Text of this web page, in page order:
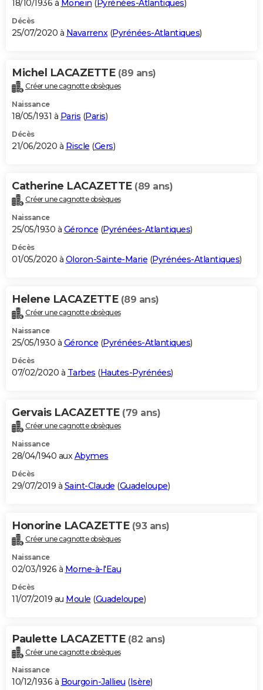
18/10/1936 à Monein ( Pyrénées-Atlantiques)
Décès
25/07/2020 à Navarrenx(Pyrénées-Atlantiques)
Michel LACAZETTE (89 ans)
Créer une cagnotte obsèques
Naissance
18/05/1931 à Paris (Paris)
Décès
21/06/2020 à Riscle (Gers)
Catherine LACAZETTE (89 ans)
Créer une cagnotte obsèques
Naissance
25/05/1930 à Géronce (Pyrénées-Atlantiques)
Décès
01/05/2020 à Oloron-Sainte-Marie (Pyrénées-Atlantiques)
Helene LACAZETTE (89 ans)
Créer une cagnotte obsèques
Naissance
25/05/1930 à Géronce (Pyrénées-Atlantiques)
Décès
07/02/2020 à Tarbes (Hautes-Pyrénées)
Gervais LACAZETTE (79 ans)
Créer une cagnotte obsèques
Naissance
28/04/1940 auxAbymes
Décès
29/07/2019 à Saint-Claude (Guadeloupe)
Honorine LACAZETTE (93 ans)
Créer une cagnotte obsèques
Naissance
02/03/1926 à Morne-à-l'Eau
Décès
11/07/2019 au Moule (Guadeloupe)
Paulette LACAZETTE (82 ans)
Créer une cagnotte obsèques
Naissance
10/12/1936 à Bourgoin-Jallieu (Isère)